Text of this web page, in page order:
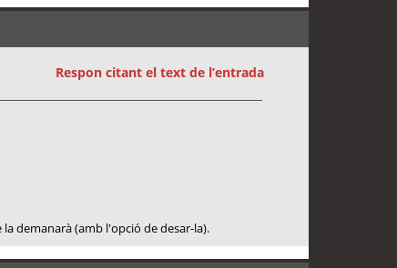
Respon citant el text de l’entrada
demanarà (amb l'opció de desar-la).